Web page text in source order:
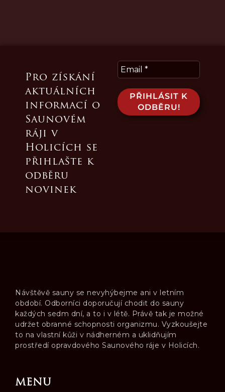
Pro získání
aktuálních
informací o
Saunovém
ráji v
Holicích se
přihlašte k
odběru
novinek
Návštěvě sauny se nevyhýbejme ani v letním
období. Odborníci doporučují chodit do sauny
každých sedm dní, a to i v létě. Právě tak je možné
udržet obranné schopnosti organizmu. Vyzkoušejte
to na vlastní kůži v nádherném a uklidňujím
prostředí opravdového Saunového ráje v Holicích.
MENU